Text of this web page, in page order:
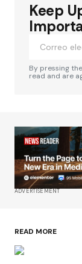
Keep
By pressing
read and are
ADVERTISEMENT
READ MORE